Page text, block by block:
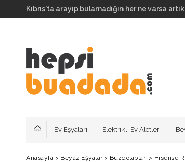
Kıbrıs'ta arayıp bulamadığın her ne varsa
Ev Eşyaları Elektrikli Ev Aletleri
Anasayfa > Beyaz Eşyalar> Buzdolapları > Hisense